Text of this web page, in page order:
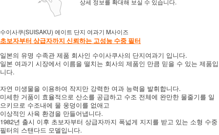
수이사쿠(SUISAKU) 에이트 단지 여과기 M사이즈
초보자부터 상급자까지 신뢰하는 고성능 수중 필터
일본의 유명 수족관 제품 회사인 수이사쿠사의 단지여과기 입니다.
일본 여과기 시장에서 이름을 떨치는 회사의 제품인 만큼 믿을 수 있는 제품입
니다.
자연 미생물을 이용하여 작지만 강력한 여과 능력을 발휘합니다.
미세한 거품이 효율적으로 산소를 공급하고 수조 전체에 완만한 물줄기를 일
으키므로 수조내에 물 웅덩이를 없애고
이상적인 사육 환경을 만들어냅니다.
1982년 출시 이후 초보​​자부터 상급자까지 폭넓게 지지를 받고 있는 소형 수중
필터의 스탠다드 모델입니다.